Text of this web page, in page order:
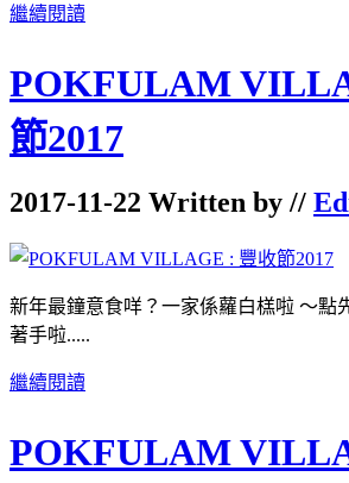
繼續閱讀
POKFULAM
節2017
2017-11-22 Written by //
新年最鐘意食咩？一家係蘿白榚啦 ～點
著手啦.....
繼續閱讀
POKFULAM